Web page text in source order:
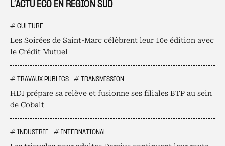
L’ACTU ÉCO EN RÉGION SUD
# CULTURE
Les Soirées de Saint-Marc célèbrent leur 10e édition avec
le Crédit Mutuel
# TRAVAUX PUBLICS # TRANSMISSION
HDI prépare sa relève et fusionne ses filiales BTP au sein
de Cobalt
# INDUSTRIE # INTERNATIONAL